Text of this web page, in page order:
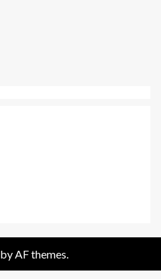
by AF themes.